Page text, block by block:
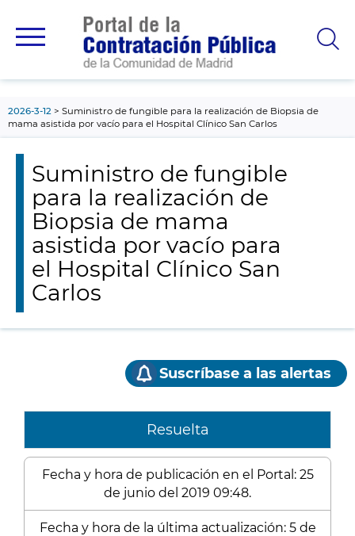
principal
2026-3-12
Suministro de fungible para la realización de Biopsia de
mama asistida por vacío para el Hospital Clínico San Carlos
Suministro de fungible
para la realización de
Biopsia de mama
asistida por vacío para
el Hospital Clínico San
Carlos
Suscríbase a las alertas
Resuelta
Fecha y hora de publicación en el Portal: 25
de junio del 2019 09:48.
Fecha y hora de la última actualización: 5 de